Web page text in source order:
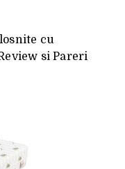
cu
si Pareri